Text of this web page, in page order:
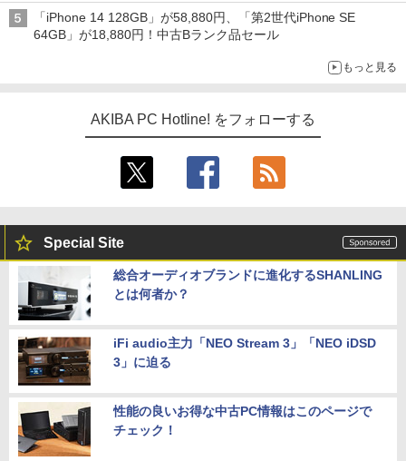
型モニターが9,801円、暑さ指数連動セール ほか
「iPhone 14 128GB」が58,880円、「第2世代iPhone SE
64GB」が18,880円！中古Bランク品セール
もっと見る
AKIBA PC Hotline! をフォローする
Special Site
総合オーディオブランドに進化するSHANLING
とは何者か？
iFi audio主力「NEO Stream 3」「NEO iDSD
3」に迫る
性能の良いお得な中古PC情報はこのページで
チェック！